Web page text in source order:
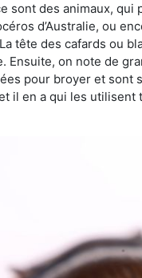
sont des animaux,
d’Australie, ou
tête des cafards ou
Ensuite, on note de
pour broyer et sont
il en a qui les utilisent